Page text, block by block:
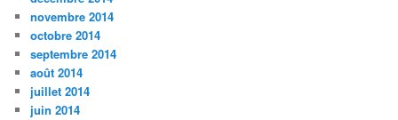
novembre 2014
octobre 2014
septembre 2014
août 2014
juillet 2014
juin 2014